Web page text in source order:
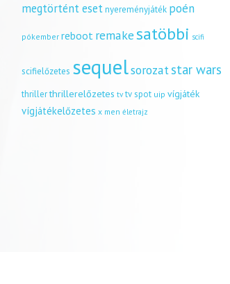
megtörtént esetnyereményjáték poén
pókember reboot remakesatöbbi scifi
scifielőzetes sequelsorozatstar wars
thrillerthrillerelőzetes tv tv spot uip vígjáték
vígjátékelőzetes x men életrajz